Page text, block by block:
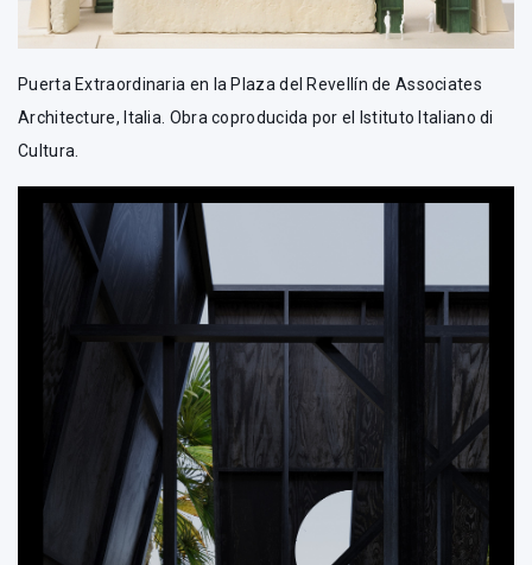
Puerta Extraordinaria en la Plaza del Revellín de Associates
Architecture, Italia. Obra coproducida por el Istituto Italiano di
Cultura.